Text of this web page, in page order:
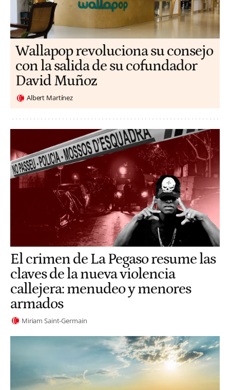
Wallapop revoluciona su consejo
con la salida de su cofundador
David Muñoz
Albert Martínez
El crimen de La Pegaso resume las
claves de la nueva violencia
callejera: menudeo y menores
armados
Miriam Saint-Germain